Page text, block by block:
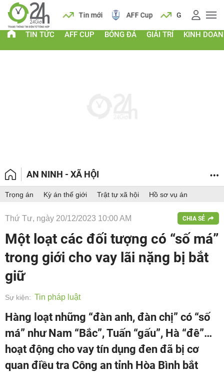
Lịch Tin mới AFF Cup Giá vàng
TIN TỨC AFF CUP BÓNG ĐÁ GIẢI TRÍ KINH
AN NINH - XÃ HỘI
Trọng án Kỳ án thế giới Trật tự xã hội Hồ sơ vụ án
Thứ Tư, ngày 20/12/2023 10:00 AM CHIA SẺ
Một loạt các đối tượng có “số má”
trong giới cho vay lãi nặng bị bắt
giữ
Sự kiện: Tin pháp luật
Hàng loạt những “đàn anh, đàn chị” có “số
má” như Nam “Bắc”, Tuấn “gấu”, Hà “đê”…
hoạt động cho vay tín dụng đen đã bị cơ
quan điều tra Công an tỉnh Hòa Bình bắt